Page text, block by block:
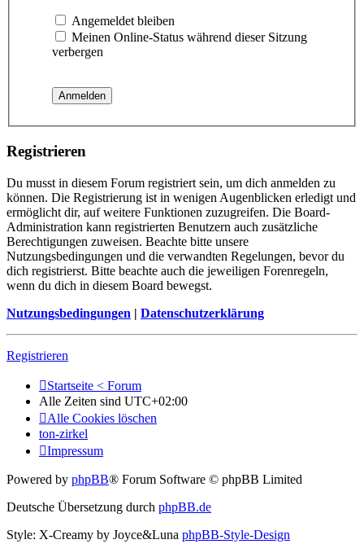
Angemeldet bleiben
Meinen Online-Status während dieser Sitzung
verbergen
Registrieren
Du musst in diesem Forum registriert sein, um dich anmelden zu
können. Die Registrierung ist in wenigen Augenblicken erledigt und
ermöglicht dir, auf weitere Funktionen zuzugreifen. Die Board-
Administration kann registrierten Benutzern auch zusätzliche
Berechtigungen zuweisen. Beachte bitte unsere
Nutzungsbedingungen und die verwandten Regelungen, bevor du
dich registrierst. Bitte beachte auch die jeweiligen Forenregeln,
wenn du dich in diesem Board bewegst.
Nutzungsbedingungen | Datenschutzerklärung
Registrieren
Startseite < Forum
Alle Zeiten sind UTC+02:00
Alle Cookies löschen
ton-zirkel
Impressum
Powered by phpBB® Forum Software © phpBB Limited
Deutsche Übersetzung durch phpBB.de
Style: X-Creamy by Joyce&Luna phpBB-Style-Design